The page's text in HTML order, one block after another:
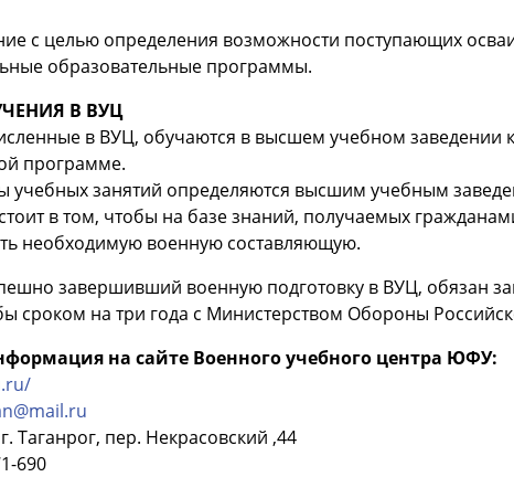
с целью определения возможности поступающих
образовательные программы.
В ВУЦ
в ВУЦ, обучаются в высшем учебном заведении
программе.
учебных занятий определяются высшим учебным
в том, чтобы на базе знаний, получаемых
необходимую военную составляющую.
завершивший военную подготовку в ВУЦ, обязан
сроком на три года с Министерством Обороны
на сайте Военного учебного центра ЮФУ:
Таганрог, пер. Некрасовский ,44
690